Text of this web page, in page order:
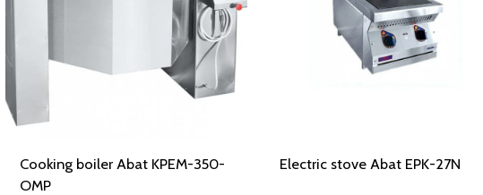
Cooking boiler Abat KPEM-350-
OMP
Electric stove Abat EPK-27N